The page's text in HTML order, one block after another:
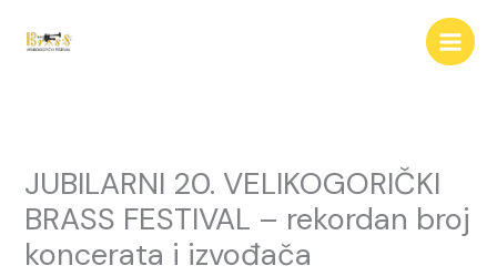
JUBILARNI 20. VELIKOGORIČKI
BRASS FESTIVAL – rekordan broj
koncerata i izvođača